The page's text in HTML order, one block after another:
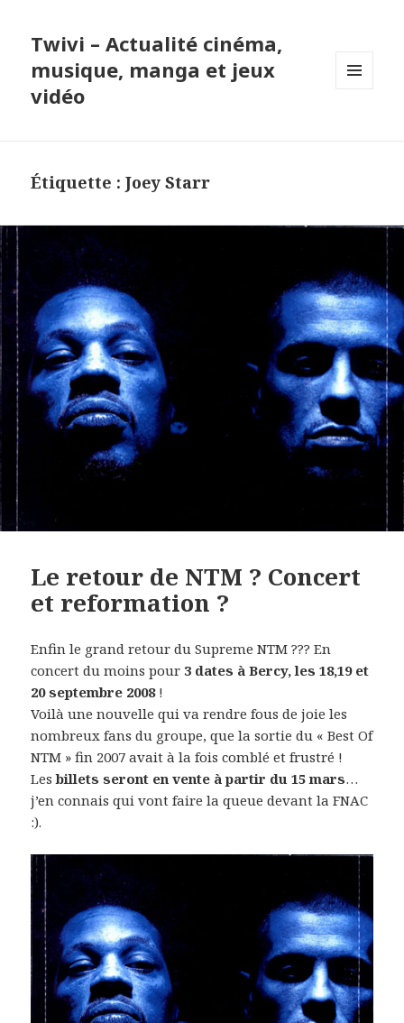
Twivi – Actualité cinéma,
musique, manga et jeux
vidéo
Étiquette :Joey Starr
Le retour de NTM ? Concert
et reformation ?
Enfin le grand retour du Supreme NTM ??? En
concert du moins pour 3 dates à Bercy, les 18,19 et
20 septembre 2008!
Voilà une nouvelle qui va rendre fous de joie les
nombreux fans du groupe, que la sortie du « Best Of
NTM » fin 2007 avait à la fois comblé et frustré !
Lesbillets seront en vente à partir du 15 mars…
j’en connais qui vont faire la queue devant la FNAC
:).